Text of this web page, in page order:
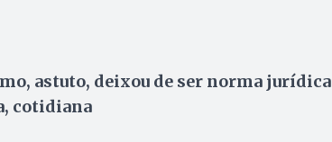
astuto, deixou de ser norma jurídica
cotidiana